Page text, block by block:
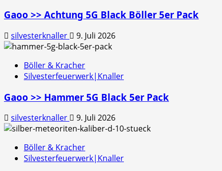
Gaoo >> Achtung 5G Black Böller 5er Pack
silvesterknaller 9. Juli 2026
Böller & Kracher
Silvesterfeuerwerk|Knaller
Gaoo >> Hammer 5G Black 5er Pack
silvesterknaller 9. Juli 2026
Böller & Kracher
Silvesterfeuerwerk|Knaller